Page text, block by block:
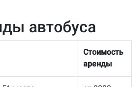
автобуса
Стоимость
аренды